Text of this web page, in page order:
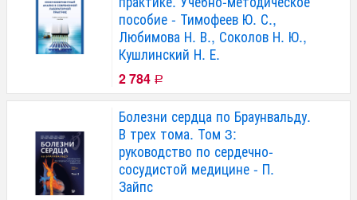
пособие - Тимофеев Ю. С.,
Любимова Н. В., Соколов Н. Ю.,
Кушлинский Н. Е.
2 784 Р
Болезни сердца по Браунвальду.
В трех тома. Том 3:
руководство по сердечно-
сосудистой медицине - П.
Зайпс